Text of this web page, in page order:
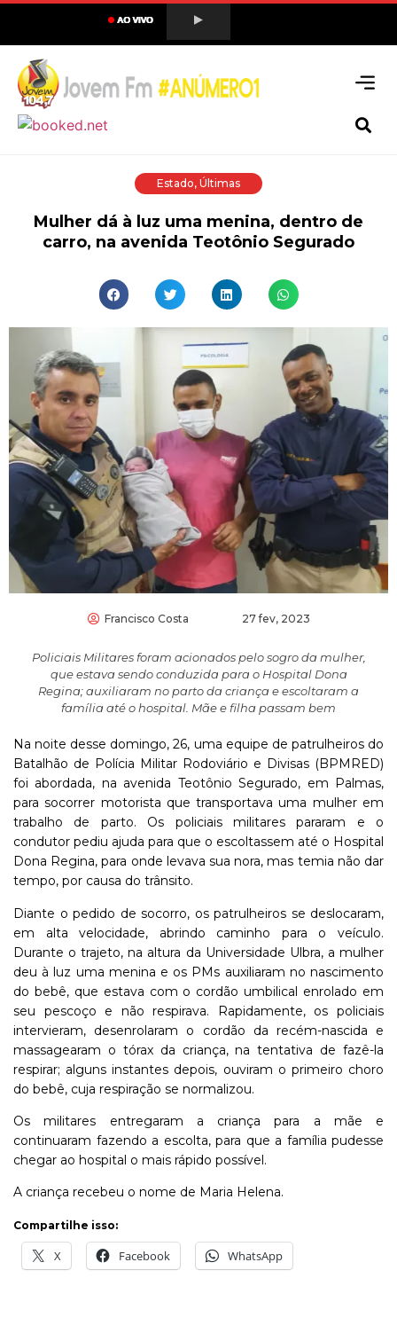
Estado, Últimas
Mulher dá à luz uma menina, dentro de
carro, na avenida Teotônio Segurado
Francisco Costa 27 fev, 2023
Policiais Militares foram acionados pelo sogro da mulher,
que estava sendo conduzida para o Hospital Dona
Regina; auxiliaram no parto da criança e escoltaram a
família até o hospital. Mãe e filha passam bem
Na noite desse domingo, 26, uma equipe de patrulheiros do
Batalhão de Polícia Militar Rodoviário e Divisas (BPMRED)
foi abordada, na avenida Teotônio Segurado, em Palmas,
para socorrer motorista que transportava uma mulher em
trabalho de parto. Os policiais militares pararam e o
condutor pediu ajuda para que o escoltassem até o Hospital
Dona Regina, para onde levava sua nora, mas temia não dar
tempo, por causa do trânsito.
Diante o pedido de socorro, os patrulheiros se deslocaram,
em alta velocidade, abrindo caminho para o veículo.
Durante o trajeto, na altura da Universidade Ulbra, a mulher
deu à luz uma menina e os PMs auxiliaram no nascimento
do bebê, que estava com o cordão umbilical enrolado em
seu pescoço e não respirava. Rapidamente, os policiais
intervieram, desenrolaram o cordão da recém-nascida e
massagearam o tórax da criança, na tentativa de fazê-la
respirar; alguns instantes depois, ouviram o primeiro choro
do bebê, cuja respiração se normalizou.
Os militares entregaram a criança para a mãe e
continuaram fazendo a escolta, para que a família pudesse
chegar ao hospital o mais rápido possível.
A criança recebeu o nome de Maria Helena.
Compartilhe isso:
X Facebook WhatsApp